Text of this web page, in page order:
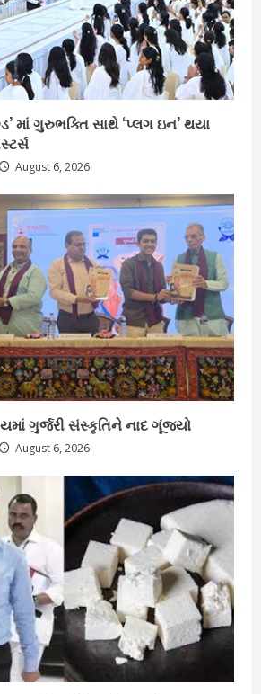
માં ગુરુભક્તિ સાથે ‘પ્લગ ઇન’ થયા
August 6, 2026
ગુર્જરી સંસ્કૃતિને નાદ ગૂંજ્યો
August 6, 2026